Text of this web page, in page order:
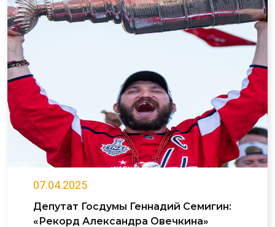
07.04.2025
Депутат Госдумы Геннадий Семигин:
«Рекорд Александра Овечкина»